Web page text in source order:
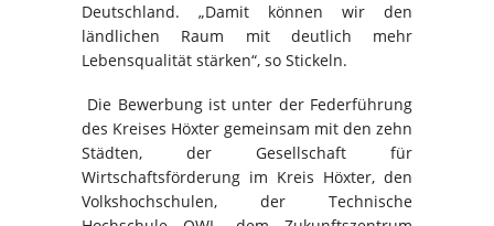
Deutschland. „Damit können wir den
ländlichen Raum mit deutlich mehr
Lebensqualität stärken“, so Stickeln.
Die Bewerbung ist unter der Federführung
des Kreises Höxter gemeinsam mit den zehn
Städten, der Gesellschaft für
Wirtschaftsförderung im Kreis Höxter, den
Volkshochschulen, der Technische